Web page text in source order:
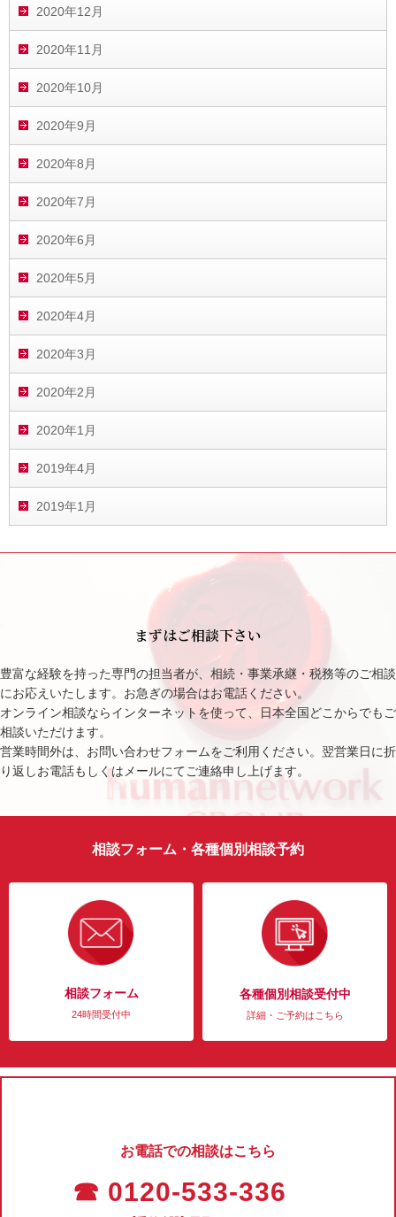
2020年12月
2020年11月
2020年10月
2020年9月
2020年8月
2020年7月
2020年6月
2020年5月
2020年4月
2020年3月
2020年2月
2020年1月
2019年4月
2019年1月
まずはご相談下さい
豊富な経験を持った専門の担当者が、相続・事業承継・税務等のご相談
にお応えいたします。お急ぎの場合はお電話ください。
オンライン相談ならインターネットを使って、日本全国どこからでもご
相談いただけます。
営業時間外は、お問い合わせフォームをご利用ください。翌営業日に折
り返しお電話もしくはメールにてご連絡申し上げます。
相談フォーム・各種個別相談予約
相談フォーム
24時間受付中
各種個別相談受付中
詳細・ご予約はこちら
お電話での相談はこちら
☎ 0120-533-336